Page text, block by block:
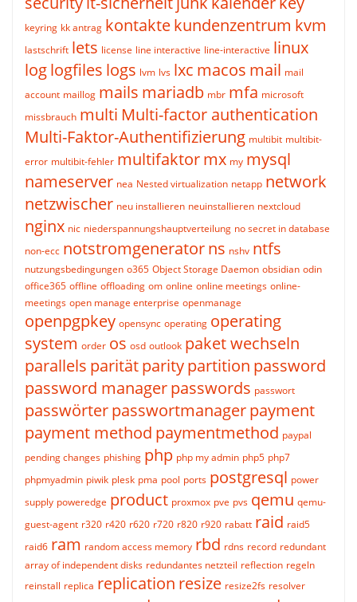
keyring kk antrag kontaktekundenzentrum kvm
lastschrift lets license line interactive line-interactive linux
loglogfiles logs lvm lvs lxc macos mail mail
account maillog mails mariadb mbr mfa microsoft
missbrauch multi Multi-factor authentication
Multi-Faktor-Authentifizierung multibit multibit-
error multibit-fehler multifaktormx my mysql
nameserver nea Nested virtualization netapp network
netzwischer neu installieren neuinstallieren nextcloud
nginx nic niederspannungshauptverteilung no secret in database
non-ecc notstromgeneratorns nshv ntfs
nutzungsbedingungen o365 Object Storage Daemon obsidian odin
office365 offline offloading om online online meetings online-
meetings open manage enterprise openmanage
openpgpkey opensync operating operating
system order os osd outlook paket wechseln
parallels paritätparitypartition password
password managerpasswords passwort
passwörterpasswortmanagerpayment
payment method paymentmethod paypal
pending changes phishing php php my admin php5 php7
phpmyadmin piwik plesk pma pool ports postgresql power
supply poweredge product proxmox pve pvs qemu qemu-
guest-agent r320 r420 r620 r720 r820 r920 rabatt raid raid5
raid6 ram random access memory rbd rdns record redundant
array of independent disks redundantes netzteil reflection regeln
reinstall replica replication resize resize2fs resolver